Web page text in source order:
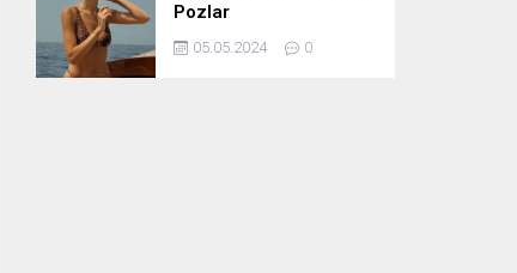
Pozlar
05.05.2024 0